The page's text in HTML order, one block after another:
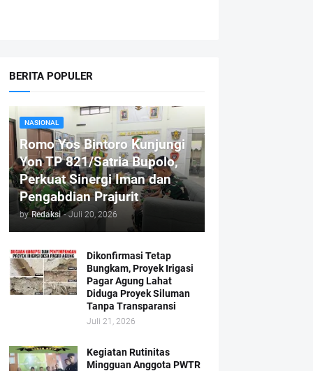
BERITA POPULER
NASIONAL
Romo Yos Bintoro Kunjungi
Yon TP 821/Satria Bupolo,
Perkuat Sinergi Iman dan
Pengabdian Prajurit
by Redaksi - Juli 20, 2026
Dikonfirmasi Tetap
Bungkam, Proyek Irigasi
Pagar Agung Lahat
Diduga Proyek Siluman
Tanpa Transparansi
Juli 21, 2026
Kegiatan Rutinitas
Mingguan Anggota PWTR